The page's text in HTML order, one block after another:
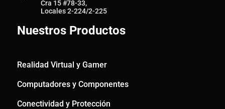
Cra 15 #78-33,
Locales 2-224/2-225
Nuestros Productos
Realidad Virtual y Gamer
Computadores y Componentes
Conectividad y Protección